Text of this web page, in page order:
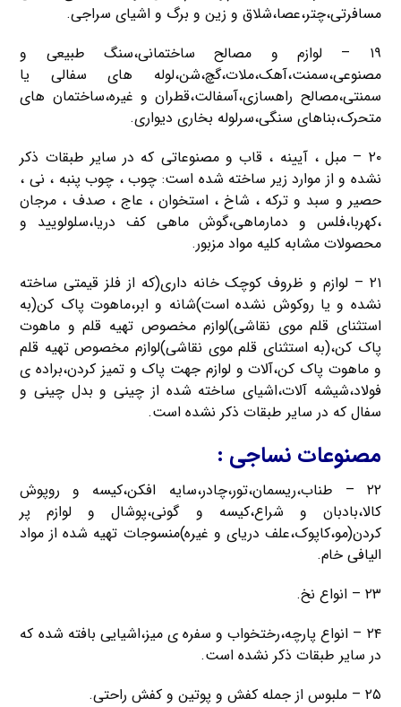
مسافرتی،چتر،عصا،شلاق و زین و برگ و اشیای سراجی.
۱۹ – لوازم و مصالح ساختمانی،سنگ طبیعی و
مصنوعی،سمنت،آهک،ملات،گچ،شن،لوله های سفالی یا
سمنتی،مصالح راهسازی،آسفالت،قطران و غیره،ساختمان های
متحرک،بناهای سنگی،سرلوله بخاری دیواری.
۲۰ – مبل ، آیینه ، قاب و مصنوعاتی که در سایر طبقات ذکر
نشده و از موارد زیر ساخته شده است: چوب ، چوب پنبه ، نی ،
حصیر و سبد و ترکه ، شاخ ، استخوان ، عاج ، صدف ، مرجان
،کهربا،فلس و دمارماهی،گوش ماهی کف دریا،سلولویید و
محصولات مشابه کلیه مواد مزبور.
۲۱ – لوازم و ظروف کوچک خانه داری(که از فلز قیمتی ساخته
نشده و یا روکوش نشده است)شانه و ابر،ماهوت پاک کن(به
استثنای قلم موی نقاشی)لوازم مخصوص تهیه قلم و ماهوت
پاک کن،(به استثنای قلم موی نقاشی)لوازم مخصوص تهیه قلم
و ماهوت پاک کن،آلات و لوازم جهت پاک و تمیز کردن،براده ی
فولاد،شیشه آلات،اشیای ساخته شده از چینی و بدل چینی و
سفال که در سایر طبقات ذکر نشده است.
مصنوعات نساجی :
۲۲ – طناب،ریسمان،تور،چادر،سایه افکن،کیسه و روپوش
کالا،بادبان و شراع،کیسه و گونی،پوشال و لوازم پر
کردن(مو،کاپوک،علف دریای و غیره)منسوجات تهیه شده از مواد
الیافی خام.
۲۳ – انواع نخ.
۲۴ – انواع پارچه،رختخواب و سفره ی میز،اشیایی بافته شده که
در سایر طبقات ذکر نشده است.
۲۵ – ملبوس از جمله کفش و پوتین و کفش راحتی.